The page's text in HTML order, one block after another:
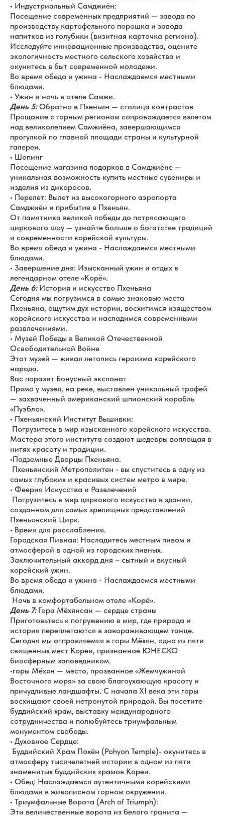
• Индустриальный Самджиён:
Посещение современных предприятий — завода по
производству картофельного порошка и завода
напитков из голубики (визитная карточка региона).
Исследуйте инновационные производства, оцените
экологичность местного сельского хозяйства и
окунитесь в быт современной молодежи.
Во время обеда и ужина - Наслаждаемся местными
блюдами.
• Ужин и ночь в отеле Самжи.
День 5:Обратно в Пхеньян — столица контрастов
Прощание с горным регионом сопровождается взлетом
над великолепием Самжиёна, завершающимся
прогулкой по главной площади страны и культурной
галереи.
• Шопинг
Посещение магазина подарков в Самджиёне —
уникальная возможность купить местные сувениры и
изделия из дикоросов.
• Перелет: Вылет из высокогорного аэропорта
Самджиён и прибытие в Пхеньян.
От памятника великой победы до потрясающего
циркового шоу — узнайте больше о богатстве традиций
и современности корейской культуры.
Во время обеда и ужина - Наслаждаемся местными
блюдами.
• Завершение дня: Изысканный ужин и отдых в
легендарном отеле «Корё».
День 6:История и искусство Пхеньяна
Сегодня мы погрузимся в самые знаковые места
Пхеньяна, ощутим дух истории, восхитимся изяществом
корейского искусства и насладимся современными
развлечениями.
• Музей Победы в Великой Отечественной
Освободительной Войне
Этот музей — живая летопись героизма корейского
народа.
Вас поразит Бонусный экспонат
Прямо у музея, на реке, выставлен уникальный трофей
— захваченный американский шпионский корабль
«Пуэбло».
• Пхеньянский Институт Вышивки:
Погрузитесь в мир изысканного корейского искусства.
Мастера этого института создают шедевры воплощая в
нитях красоту и традиции.
•Подземные Дворцы Пхеньяна.
Пхеньянский Метрополитен - вы спуститесь в одну из
самых глубоких и красивых систем метро в мире.
• Феерия Искусства и Развлечений
Погрузитесь в мир циркового искусства в здании,
созданном для самых зрелищных представлений
Пхеньянский Цирк.
• Время для расслабления.
Городская Пивная: Насладитесь местным пивом и
атмосферой в одной из городских пивных.
Заключительный аккорд дня – сытный и вкусный
корейский ужин.
Во время обеда и ужина - Наслаждаемся местными
блюдами.
Ночь в комфортабельном отеле «Корё».
День 7:Гора Мёхянсан — сердце страны
Приготовьтесь к погружению в мир, где природа и
история переплетаются в завораживающем танце.
Сегодня мы отправляемся в горы Мёхян, одно из пяти
священных мест Кореи, признанное ЮНЕСКО
биосферным заповедником.
•горы Мёхян — место, прозванное «Жемчужиной
Восточного моря» за свою благоухающую красоту и
причудливые ландшафты. С начала XI века эти горы
восхищают своей нетронутой природой. Вы посетите
буддийский храм, выставку международного
сотрудничества и полюбуйтесь триумфальным
монументом свободы.
• Духовное Сердце:
Буддийский Храм Похён (Pohyon Temple)- окунитесь в
атмосферу тысячелетней истории в одном из пяти
знаменитых буддийских храмов Кореи.
• Обед: Наслаждаемся аутентичными корейскими
блюдами в живописном горном окружении.
• Триумфальные Ворота (Arch of Triumph):
Эти величественные ворота из белого гранита —